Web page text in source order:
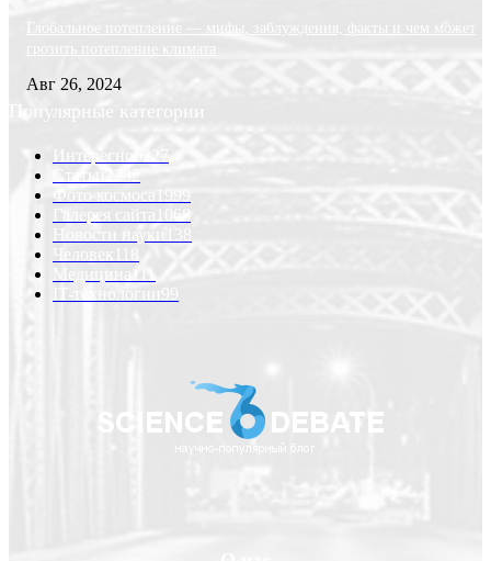
Глобальное потепление — мифы, заблуждения, факты и чем может
грозить потепление климата
Авг 26, 2024
Популярные категории
Интересно
Статьи
Фото космоса
1999
Галерея сайта 1068
Новости науки
Человек
Медицина
IT-технологии99